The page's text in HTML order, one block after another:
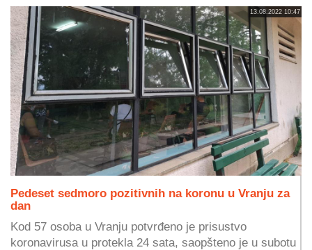
13.08.2022 10:47
Pedeset sedmoro pozitivnih na koronu u Vranju za
dan
Kod 57 osoba u Vranju potvrđeno je prisustvo
koronavirusa u protekla 24 sata, saopšteno je u subotu